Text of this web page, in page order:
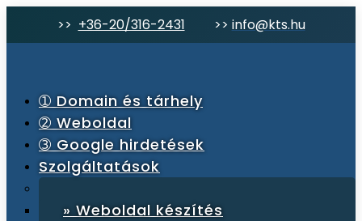
>> +36-20/316-2431 >> info@kts.hu
➀ Domain és tárhely
➁ Weboldal
➂ Google hirdetések
Szolgáltatások
» Weboldal készítés